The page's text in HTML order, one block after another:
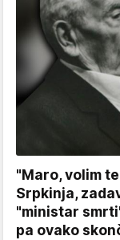
"Maro, volim
Srpkinja,
"ministar
pa ovako